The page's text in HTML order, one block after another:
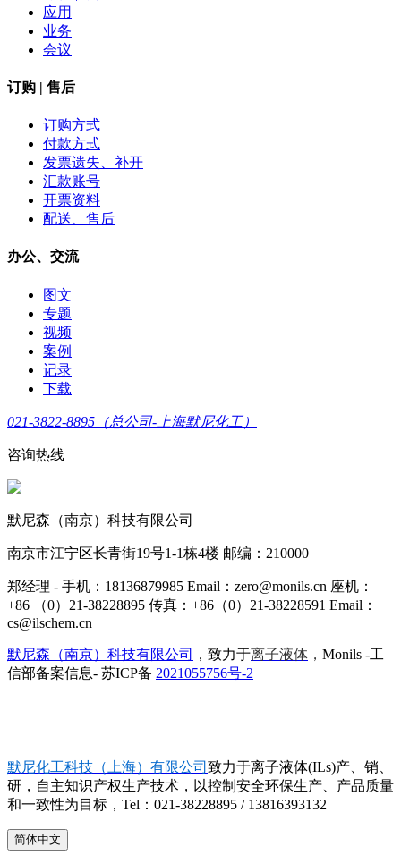
应用
业务
会议
订购 | 售后
订购方式
付款方式
发票遗失、补开
汇款账号
开票资料
配送、售后
办公、交流
图文
专题
视频
案例
记录
下载
021-3822-8895（总公司-上海默尼化工）
咨询热线
默尼森（南京）科技有限公司
南京市江宁区长青街19号1-1栋4楼 邮编：210000
郑经理 - 手机：18136879985 Email：zero@monils.cn 座机：
+86 （0）21-38228895 传真：+86（0）21-38228591 Email：
cs@ilschem.cn
默尼森（南京）科技有限公司 ，致力于离子液体 ， Monils -工
信部备案信息- 苏ICP备 2021055756号-2
默尼化工科技（上海）有限公司 致力于离子液体(ILs)产、销、
研，自主知识产权生产技术，以控制安全环保生产、产品质量
和一致性为目标，Tel：021-38228895 / 13816393132
简体中文